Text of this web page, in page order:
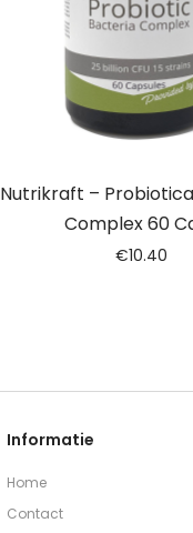
Nutrikraft –
Complex 60
€10.40
Informatie
Home
Contact